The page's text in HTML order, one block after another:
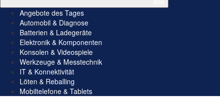
Angebote des Tages
Automobil & Diagnose
Batterien & Ladegeräte
Elektronik & Komponenten
Konsolen & Videospiele
Werkzeuge & Messtechnik
IT & Konnektivität
Löten & Reballing
Mobiltelefone & Tablets